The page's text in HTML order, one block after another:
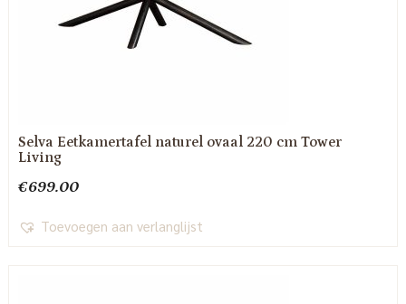
Selva Eetkamertafel naturel ovaal 220 cm Tower
Living
€699.00
Toevoegen aan verlanglijst